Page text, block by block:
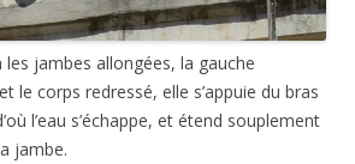
les jambes allongées, la gauche
le corps redressé, elle s’appuie du bras
l’eau s’échappe, et étend souplement
jambe.